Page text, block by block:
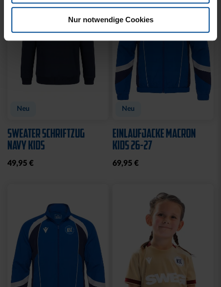
Nur notwendige Cookies
Neu
SWEATER SCHRIFTZUG
NAVY KIDS
49,95 €
Neu
EINLAUFJACKE MACRON
KIDS 26-27
69,95 €